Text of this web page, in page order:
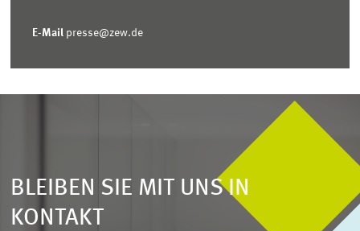
E-Mail presse@zew.de
BLEIBEN SIE MIT UNS IN
KONTAKT